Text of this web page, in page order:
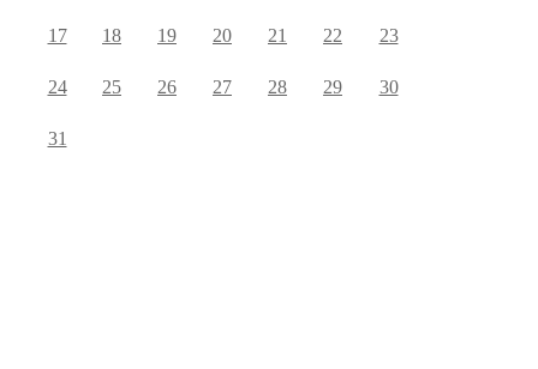
17 18 19 20 21 22 23
24 25 26 27 28 29 30
31